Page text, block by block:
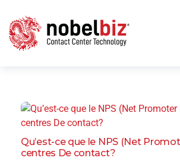
Qu’est-ce que le NPS (Net
centres De contact?